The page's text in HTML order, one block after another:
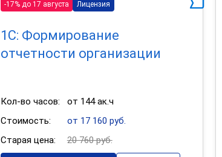
-17% до 17 августа Лицензия
1С: Формирование
отчетности организации
Кол-во часов:
от 144 ак.ч
Стоимость:
от 17 160 руб.
Старая цена:
20 760 руб.